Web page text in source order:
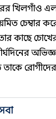
খিলগাঁও
চেম্বার
কাছে
তাকে